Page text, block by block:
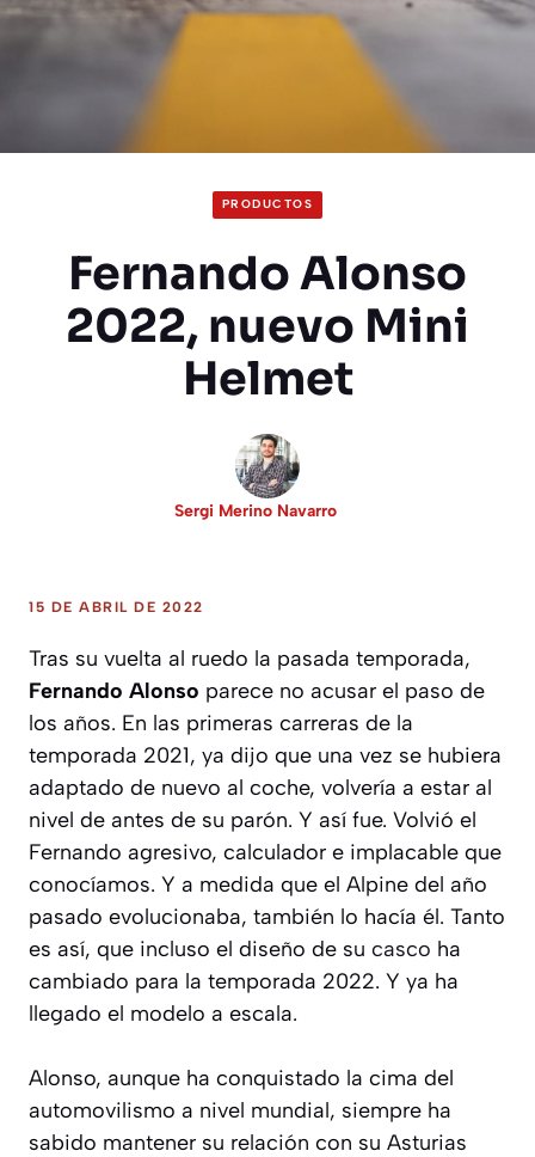
PRODUCTOS
Fernando Alonso
2022, nuevo Mini
Helmet
Sergi Merino Navarro
15 DE ABRIL DE 2022
Tras su vuelta al ruedo la pasada temporada,
Fernando Alonso parece no acusar el paso de
los años. En las primeras carreras de la
temporada 2021, ya dijo que una vez se hubiera
adaptado de nuevo al coche, volvería a estar al
nivel de antes de su parón. Y así fue. Volvió el
Fernando agresivo, calculador e implacable que
conocíamos. Y a medida que el Alpine del año
pasado evolucionaba, también lo hacía él. Tanto
es así, que incluso el diseño de su casco ha
cambiado para la temporada 2022. Y ya ha
llegado el modelo a escala.
Alonso, aunque ha conquistado la cima del
automovilismo a nivel mundial, siempre ha
sabido mantener su relación con su Asturias